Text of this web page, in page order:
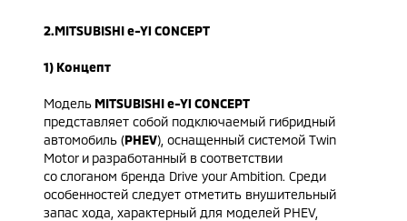
2.MITSUBISHI e-Yi CONCEPT
1) Концепт
Модель MITSUBISHI e-Yi CONCEPT
представляет собой подключаемый гибридный
автомобиль (PHEV), оснащенный системой Twin
Motor и разработанный в соответствии
со слоганом бренда Drive your Ambition. Среди
особенностей следует отметить внушительный
запас хода, характерный для моделей PHEV,